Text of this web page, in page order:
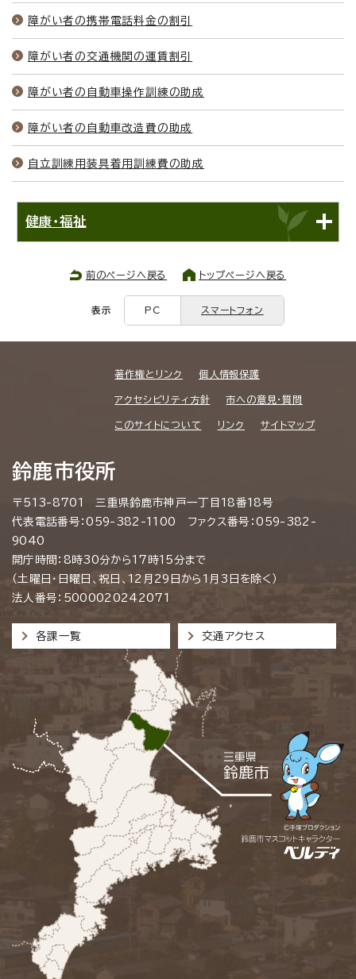
障がい者の携帯電話料金の割引
障がい者の交通機関の運賃割引
障がい者の自動車操作訓練の助成
障がい者の自動車改造費の助成
自立訓練用装具着用訓練費の助成
健康・福祉
前のページへ戻る トップページへ戻る
表示 PC スマートフォン
著作権とリンク 個人情報保護
アクセシビリティ方針 市への意見・質問
このサイトについて リンク サイトマップ
鈴鹿市役所
〒513-8701 三重県鈴鹿市神戸一丁目18番18号
代表電話番号：059-382-1100 ファクス番号：059-382-
9040
開庁時間：8時30分から17時15分まで
（土曜日・日曜日、祝日、12月29日から1月3日を除く）
法人番号：5000020242071
各課一覧 交通アクセス